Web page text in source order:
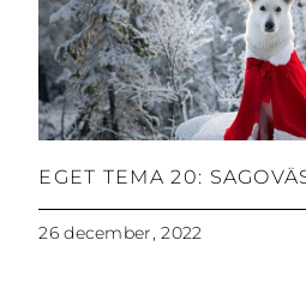
EGET TEMA 20:
26 december, 2022